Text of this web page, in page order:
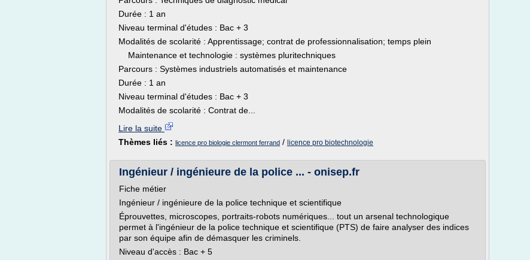
Durée : 1 an
Niveau terminal d'études : Bac + 3
Modalités de scolarité : Apprentissage; contrat de professionnalisation; temps plein
Maintenance et technologie : systèmes pluritechniques
Parcours : Systèmes industriels automatisés et maintenance
Durée : 1 an
Niveau terminal d'études : Bac + 3
Modalités de scolarité : Contrat de...
Lire la suite
Thèmes liés : licence pro biologie clermont ferrand / licence pro biotechnologie
Ingénieur / ingénieure de la police ... - onisep.fr
Fiche métier
Ingénieur / ingénieure de la police technique et scientifique
Éprouvettes, microscopes, portraits-robots numériques... tout un arsenal technologique
permet à l'ingénieur de la police technique et scientifique (PTS) de faire analyser des indices
par son équipe afin de démasquer les criminels.
Niveau d'accès : Bac + 5